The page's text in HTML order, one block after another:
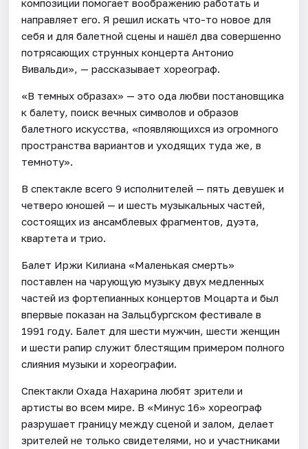
композиции помогает воображению работать и
направляет его. Я решил искать что-то новое для
себя и для балетной сцены и нашёл два совершенно
потрясающих струнных концерта Антонио
Вивальди», — рассказывает хореограф.
«В темных образах» — это ода любви постановщика
к балету, поиск вечных символов и образов
балетного искусства, «появляющихся из огромного
пространства вариантов и уходящих туда же, в
темноту».
В спектакле всего 9 исполнителей — пять девушек и
четверо юношей — и шесть музыкальных частей,
состоящих из ансамблевых фрагментов, дуэта,
квартета и трио.
Балет Иржи Килиана «Маленькая смерть»
поставлен на чарующую музыку двух медленных
частей из фортепианных концертов Моцарта и был
впервые показан на Зальцбургском фестивале в
1991 году. Балет для шести мужчин, шести женщин
и шести рапир служит блестящим примером полного
слияния музыки и хореографии.
Спектакли Охада Нахарина любят зрители и
артисты во всем мире. В «Минус 16» хореограф
разрушает границу между сценой и залом, делает
зрителей не только свидетелями, но и участниками